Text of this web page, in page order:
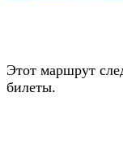
Этот маршрут
билеты.